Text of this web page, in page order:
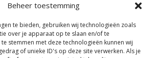
Beheer toestemming
te bieden, gebruiken wij technologieën zoals
over je apparaat op te slaan en/of te
stemmen met deze technologieën kunnen wij
of unieke ID's op deze site verwerken. Als je